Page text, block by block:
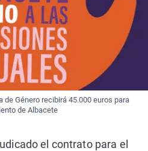
de Género recibirá 45.000 euros para
de Albacete
el contrato para el